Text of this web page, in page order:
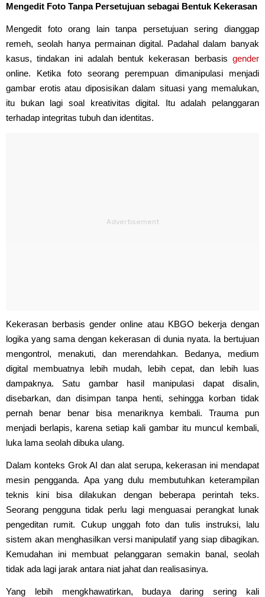
Mengedit Foto Tanpa Persetujuan sebagai Bentuk Kekerasan
Mengedit foto orang lain tanpa persetujuan sering dianggap
remeh, seolah hanya permainan digital. Padahal dalam banyak
kasus, tindakan ini adalah bentuk kekerasan berbasis gender
online. Ketika foto seorang perempuan dimanipulasi menjadi
gambar erotis atau diposisikan dalam situasi yang memalukan,
itu bukan lagi soal kreativitas digital. Itu adalah pelanggaran
terhadap integritas tubuh dan identitas.
Kekerasan berbasis gender online atau KBGO bekerja dengan
logika yang sama dengan kekerasan di dunia nyata. Ia bertujuan
mengontrol, menakuti, dan merendahkan. Bedanya, medium
digital membuatnya lebih mudah, lebih cepat, dan lebih luas
dampaknya. Satu gambar hasil manipulasi dapat disalin,
disebarkan, dan disimpan tanpa henti, sehingga korban tidak
pernah benar benar bisa menariknya kembali. Trauma pun
menjadi berlapis, karena setiap kali gambar itu muncul kembali,
luka lama seolah dibuka ulang.
Dalam konteks Grok AI dan alat serupa, kekerasan ini mendapat
mesin pengganda. Apa yang dulu membutuhkan keterampilan
teknis kini bisa dilakukan dengan beberapa perintah teks.
Seorang pengguna tidak perlu lagi menguasai perangkat lunak
pengeditan rumit. Cukup unggah foto dan tulis instruksi, lalu
sistem akan menghasilkan versi manipulatif yang siap dibagikan.
Kemudahan ini membuat pelanggaran semakin banal, seolah
tidak ada lagi jarak antara niat jahat dan realisasinya.
Yang lebih mengkhawatirkan, budaya daring sering kali